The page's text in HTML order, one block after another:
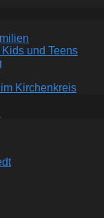
und Teens
Kirchenkreis